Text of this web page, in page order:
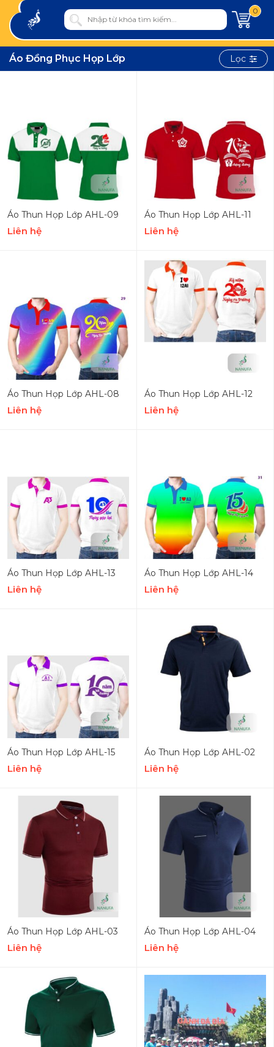
0
Áo Đồng Phục Họp Lớp Lọc
Áo Thun Họp Lớp AHL-09
Liên hệ
Áo Thun Họp Lớp AHL-11
Liên hệ
Áo Thun Họp Lớp AHL-08
Liên hệ
Áo Thun Họp Lớp AHL-12
Liên hệ
Áo Thun Họp Lớp AHL-13
Liên hệ
Áo Thun Họp Lớp AHL-14
Liên hệ
Áo Thun Họp Lớp AHL-15
Liên hệ
Áo Thun Họp Lớp AHL-02
Liên hệ
Áo Thun Họp Lớp AHL-03
Liên hệ
Áo Thun Họp Lớp AHL-04
Liên hệ